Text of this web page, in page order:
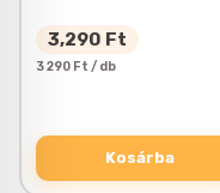
3,290 Ft
3 290 Ft / db
Kosárba